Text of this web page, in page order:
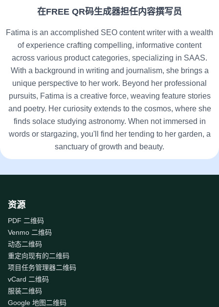
在FREE QR码生成器担任内容撰写员
Fatima is an accomplished SEO content writer with a wealth
of experience crafting compelling, informative content
across various product categories, specializing in SAAS.
With a background in writing and journalism, she brings a
unique perspective to her work. Beyond her professional
pursuits, Fatima is a creative force, weaving feature stories
and poetry. Her curiosity extends to the cosmos, where she
finds solace studying astronomy. When not immersed in
words or stargazing, you'll find her tending to her garden, a
sanctuary of growth and beauty.
资源
PDF 二维码
Venmo 二维码
动态二维码
重定向现有的二维码
项目任务管理器二维码
vCard 二维码
服装二维码
Google 地图二维码